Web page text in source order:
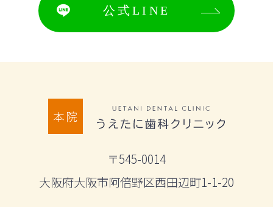
公式LINE
本院
〒545-0014
大阪府大阪市阿倍野区西田辺町1-1-20